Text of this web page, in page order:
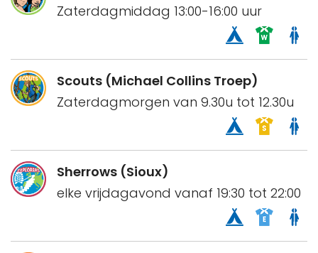
Zaterdagmiddag 13:00-16:00 uur
Scouts (Michael Collins Troep)
Zaterdagmorgen van 9.30u tot 12.30u
Sherrows (Sioux)
elke vrijdagavond vanaf 19:30 tot 22:00